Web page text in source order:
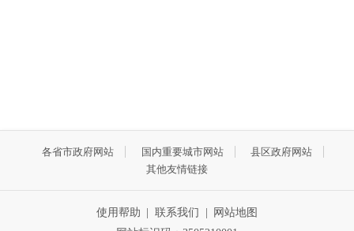
各省市政府网站 国内重要城市网站
县区政府网站
其他友情链接
使用帮助 联系我们
网站地图